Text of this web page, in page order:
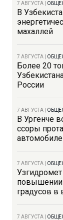
7 АВГУСТА
В
махаллей
7 АВГУСТА
Более 20
России
7 АВГУСТА
В Ургенче
ссоры
7 АВГУСТА
повышении
градусов
7 АВГУСТА